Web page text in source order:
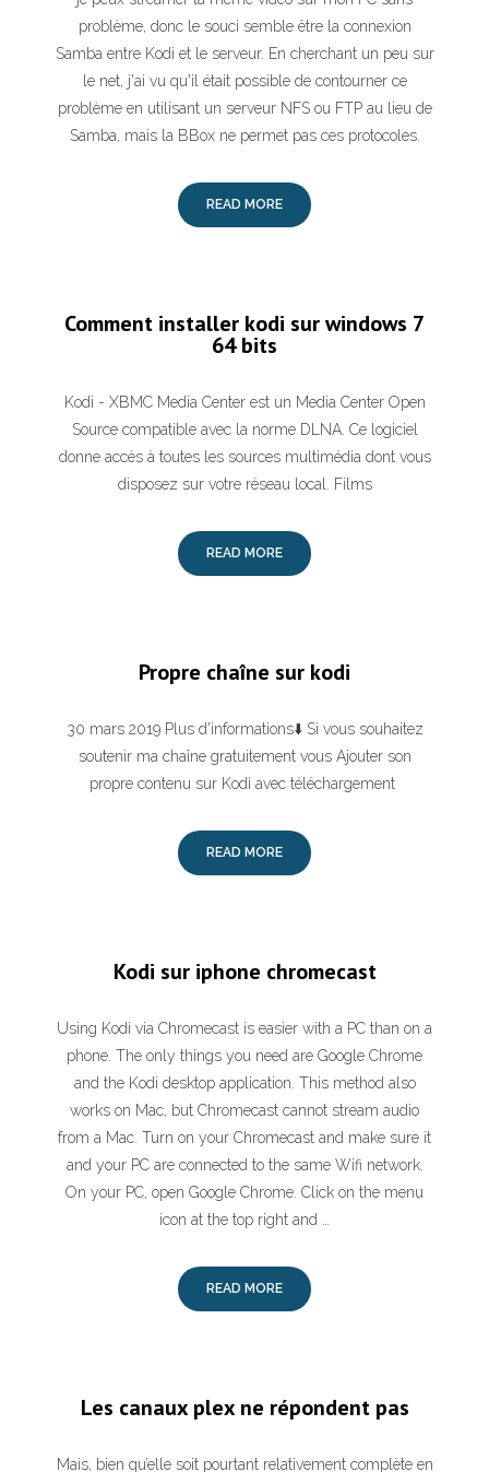
problème, donc le souci semble être la connexion
Samba entre Kodi et le serveur. En cherchant un peu sur
le net, j'ai vu qu'il était possible de contourner ce
problème en utilisant un serveur NFS ou FTP au lieu de
Samba, mais la BBox ne permet pas ces protocoles.
READ MORE
Comment installer kodi sur windows 7
64 bits
Kodi - XBMC Media Center est un Media Center Open
Source compatible avec la norme DLNA. Ce logiciel
donne accès à toutes les sources multimédia dont vous
disposez sur votre réseau local. Films
READ MORE
Propre chaîne sur kodi
30 mars 2019 Plus d'informations⬇️ Si vous souhaitez
soutenir ma chaîne gratuitement vous Ajouter son
propre contenu sur Kodi avec téléchargement
READ MORE
Kodi sur iphone chromecast
Using Kodi via Chromecast is easier with a PC than on a
phone. The only things you need are Google Chrome
and the Kodi desktop application. This method also
works on Mac, but Chromecast cannot stream audio
from a Mac. Turn on your Chromecast and make sure it
and your PC are connected to the same Wifi network.
On your PC, open Google Chrome. Click on the menu
icon at the top right and …
READ MORE
Les canaux plex ne répondent pas
Mais, bien qu’elle soit pourtant relativement complète en